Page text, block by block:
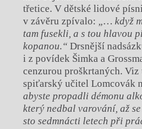
třetice. V dětské lidové
v závěru zpívalo:
„… když
tam fusekli, a s tou hlavou
kopanou.“ Drsnější
i z povídek Šimka a
cenzurou proškrtaných. Viz
spiťarský učitel Lomcovák
abyste propadli démonu
který nedbal varování, až
sto sedmnácti letech při